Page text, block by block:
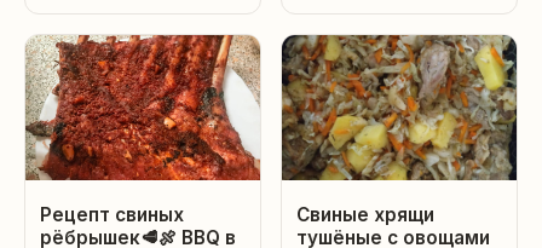
Рецепт свиных
рёбрышек🥩🍖 BBQ в
Свиные хрящи
тушёные с овощами